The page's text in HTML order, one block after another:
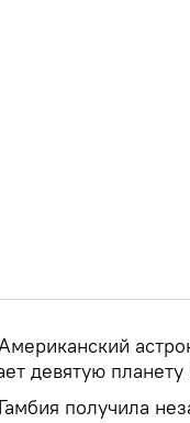
девятую
получила